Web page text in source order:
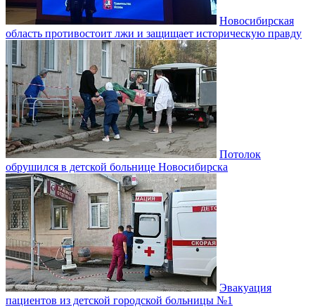
Новосибирская
область противостоит лжи и защищает историческую правду
Потолок
обрушился в детской больнице Новосибирска
Эвакуация
пациентов из детской городской больницы №1